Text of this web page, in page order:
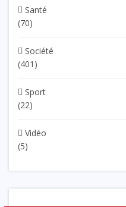
Santé
(70)
Société
(401)
Sport
(22)
Vidéo
(5)